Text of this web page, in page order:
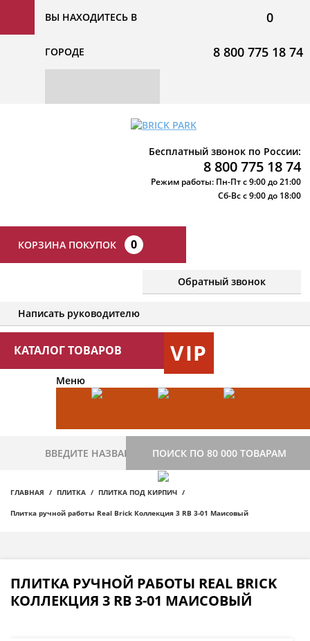
ВЫ НАХОДИТЕСЬ В
ГОРОДЕ
0
8 800 775 18 74
Бесплатный звонок по России:
8 800 775 18 74
Режим работы: Пн-Пт с 9:00 до 21:00
Сб-Вс с 9:00 до 18:00
КОРЗИНА ПОКУПОК 0
Обратный звонок
Написать руководителю
КАТАЛОГ ТОВАРОВ VIP
Меню
ПОИСК ПО 80 000 ТОВАРАМ
ГЛАВНАЯ ПЛИТКА ПЛИТКА ПОД КИРПИЧ
Плитка ручной работы Real Brick Коллекция 3 RB 3-01 Маисовый
ПЛИТКА РУЧНОЙ РАБОТЫ REAL BRICK
КОЛЛЕКЦИЯ 3 RB 3-01 МАИСОВЫЙ